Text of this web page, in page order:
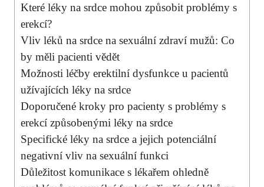
Které léky na srdce mohou způsobit problémy s
erekcí?
Vliv léků na srdce na sexuální zdraví mužů: Co
by měli pacienti vědět
Možnosti léčby erektilní dysfunkce u pacientů
užívajících léky na srdce
Doporučené kroky pro pacienty s problémy s
erekcí způsobenými léky na srdce
Specifické léky na srdce a jejich potenciální
negativní vliv na sexuální funkci
Důležitost komunikace s lékařem ohledně